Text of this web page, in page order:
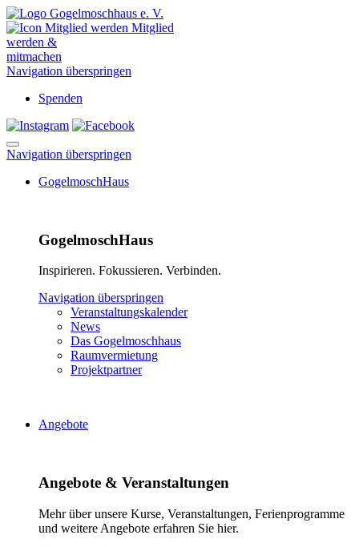
Mitglied
werden &
mitmachen
Navigation überspringen
Spenden
Navigation überspringen
GogelmoschHaus
GogelmoschHaus
Inspirieren. Fokussieren. Verbinden.
Navigation überspringen
Veranstaltungskalender
News
Das Gogelmoschhaus
Raumvermietung
Projektpartner
Angebote
Angebote & Veranstaltungen
Mehr über unsere Kurse, Veranstaltungen, Ferienprogramme
und weitere Angebote erfahren Sie hier.